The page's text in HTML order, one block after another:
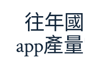
往年
app產